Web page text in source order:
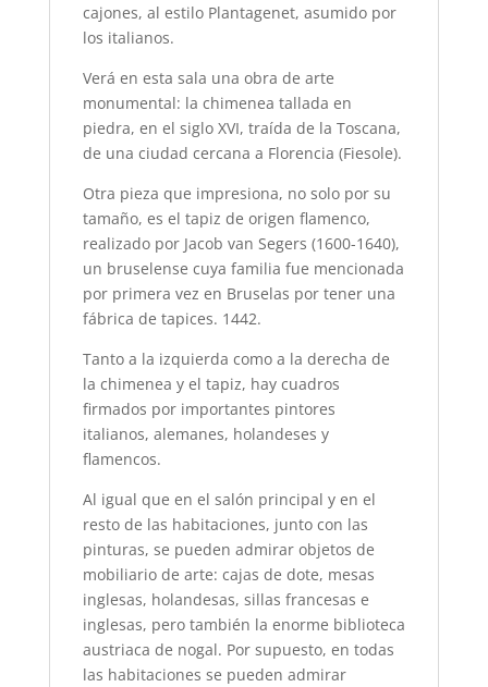
cajones, al estilo Plantagenet, asumido por
los italianos.
Verá en esta sala una obra de arte
monumental: la chimenea tallada en
piedra, en el siglo XVI, traída de la Toscana,
de una ciudad cercana a Florencia (Fiesole).
Otra pieza que impresiona, no solo por su
tamaño, es el tapiz de origen flamenco,
realizado por Jacob van Segers (1600-1640),
un bruselense cuya familia fue mencionada
por primera vez en Bruselas por tener una
fábrica de tapices. 1442.
Tanto a la izquierda como a la derecha de
la chimenea y el tapiz, hay cuadros
firmados por importantes pintores
italianos, alemanes, holandeses y
flamencos.
Al igual que en el salón principal y en el
resto de las habitaciones, junto con las
pinturas, se pueden admirar objetos de
mobiliario de arte: cajas de dote, mesas
inglesas, holandesas, sillas francesas e
inglesas, pero también la enorme biblioteca
austriaca de nogal. Por supuesto, en todas
las habitaciones se pueden admirar